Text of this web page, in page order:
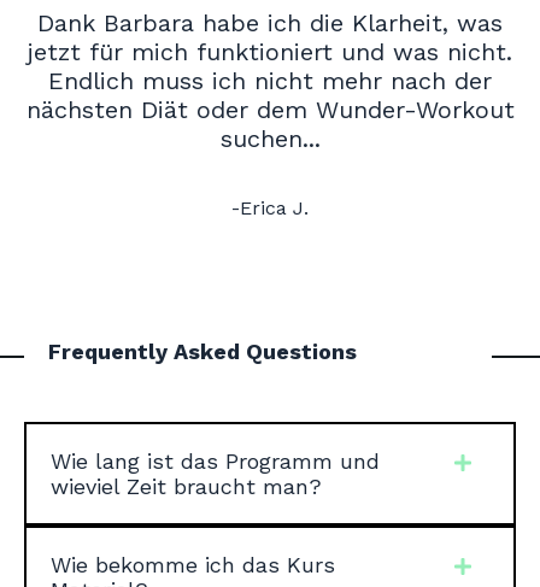
Dank Barbara habe ich die Klarheit, was
jetzt für mich funktioniert und was nicht.
Endlich muss ich nicht mehr nach der
nächsten Diät oder dem Wunder-Workout
suchen...
-Erica J.
Frequently Asked Questions
Wie lang ist das Programm und
wieviel Zeit braucht man?
Wie bekomme ich das Kurs